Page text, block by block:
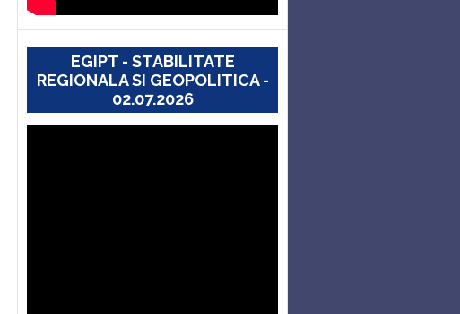
EGIPT - STABILITATE
REGIONALA SI GEOPOLITICA -
02.07.2026